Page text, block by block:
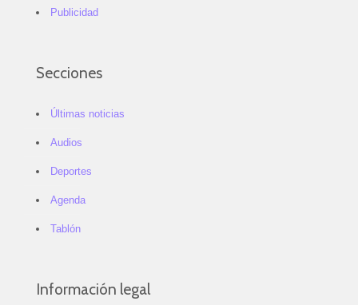
Publicidad
Secciones
Últimas noticias
Audios
Deportes
Agenda
Tablón
Información legal